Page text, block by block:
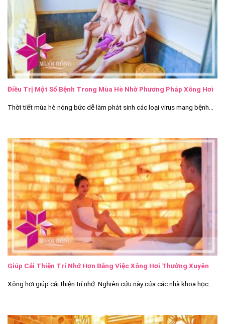
Điều Trị Một Số Bệnh Trong Mùa Hè Nhờ Phương Pháp Xông Hơi
Thời tiết mùa hè nóng bức dễ làm phát sinh các loại virus mang bệnh...
Giúp Cải Thiện Trí Nhớ Hơn Bằng Việc Xông Hơi Thường Xuyên
Xông hơi giúp cải thiện trí nhớ. Nghiên cứu này của các nhà khoa học...